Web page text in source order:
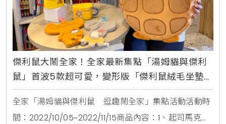
傑利鼠大鬧全家！全家最新集點「湯姆貓與傑利
鼠」首波5款超可愛，變形版「傑利鼠絨毛坐墊、
湯姆貓吊掛收納袋」都要收
全家「湯姆貓與傑利鼠 逗趣鬧全家」集點活動活動時
間：2022/10/05~2022/11/15商品內容：1、起司馬克杯